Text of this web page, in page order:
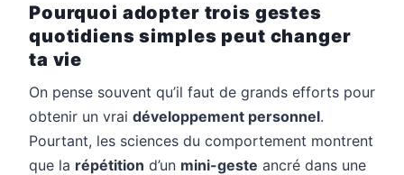
Pourquoi adopter trois gestes
quotidiens simples peut changer
ta vie
On pense souvent qu’il faut de grands efforts pour
obtenir un vrai développement personnel.
Pourtant, les sciences du comportement montrent
que la répétition d’un mini-geste ancré dans une